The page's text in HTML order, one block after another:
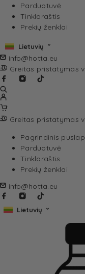
Parduotuvė
Tinklaraštis
Prekių ženklai
Lietuvių
info@hotta.eu
Greitas pristatymas
Greitas pristatymas
Pagrindinis
Parduotuvė
Tinklaraštis
Prekių ženklai
info@hotta.eu
Lietuvių